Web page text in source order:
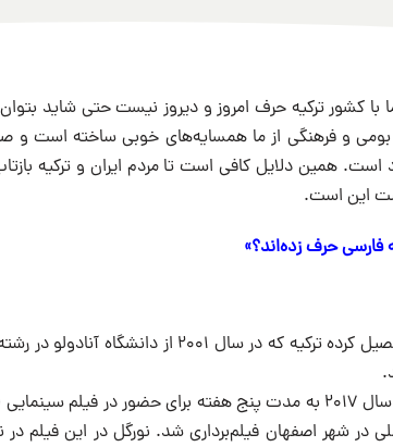
با کشور ترکیه حرف امروز و دیروز نیست حتی شاید
و فرهنگی از ما همسایه‌های خوبی ساخته است و صد
است. همین دلایل کافی است تا مردم ایران و ترکیه
این است.
فارسی حرف زده‌اند؟»
بازیگر معروف و تحصیل کرده ترکیه که در سال
نورگل یشیلچای در سال ۲۰۱۷ به مدت پنج هفته برای حضور در
در شهر اصفهان فیلم‌برداری شد. نورگل در این فیلم